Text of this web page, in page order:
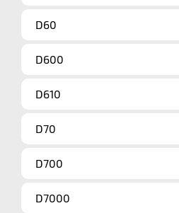
D60
D600
D610
D70
D700
D7000